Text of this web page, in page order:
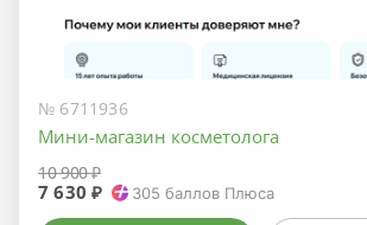
№ 6711936
Мини-магазин косметолога
10 900 ₽
7 630 ₽ 305 баллов Плюса